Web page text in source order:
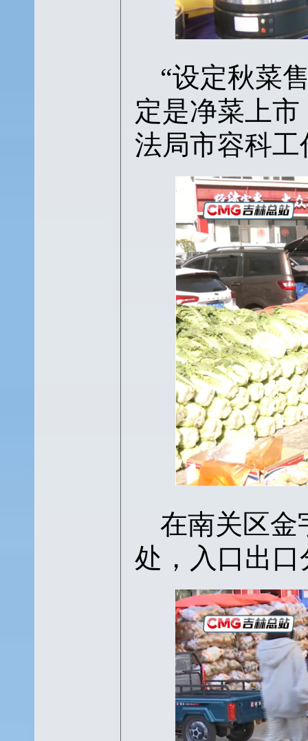
“设定秋菜
定是净菜上
法局市容科
在南关区金
处，入口出